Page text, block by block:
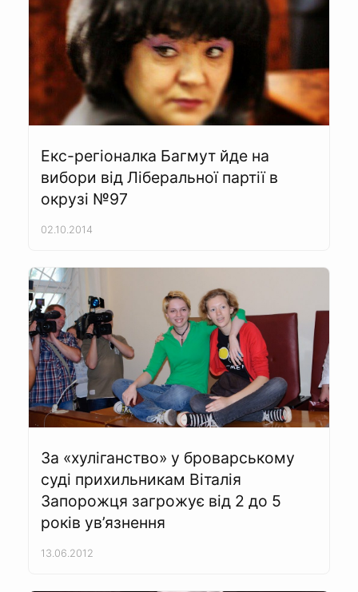
Екс-регіоналка Багмут йде на
вибори від Ліберальної партії в
окрузі №97
02.10.2014
За «хуліганство» у броварському
суді прихильникам Віталія
Запорожця загрожує від 2 до 5
років ув’язнення
13.06.2012